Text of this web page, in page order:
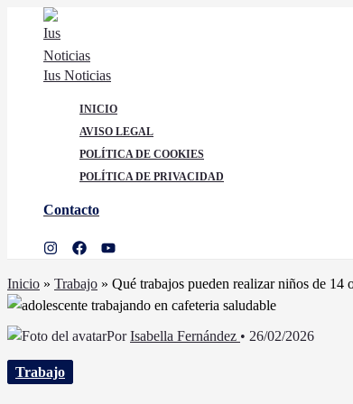
contenido
Ius Noticias
INICIO
AVISO LEGAL
POLÍTICA DE COOKIES
POLÍTICA DE PRIVACIDAD
Contacto
Inicio » Trabajo » Qué trabajos pueden realizar niños de 14
PorIsabella Fernández • 26/02/2026
Trabajo